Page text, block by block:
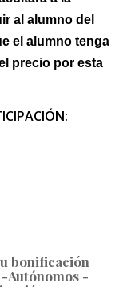
al alumno del
el alumno tenga
precio por esta
bonificación
Autónomos -